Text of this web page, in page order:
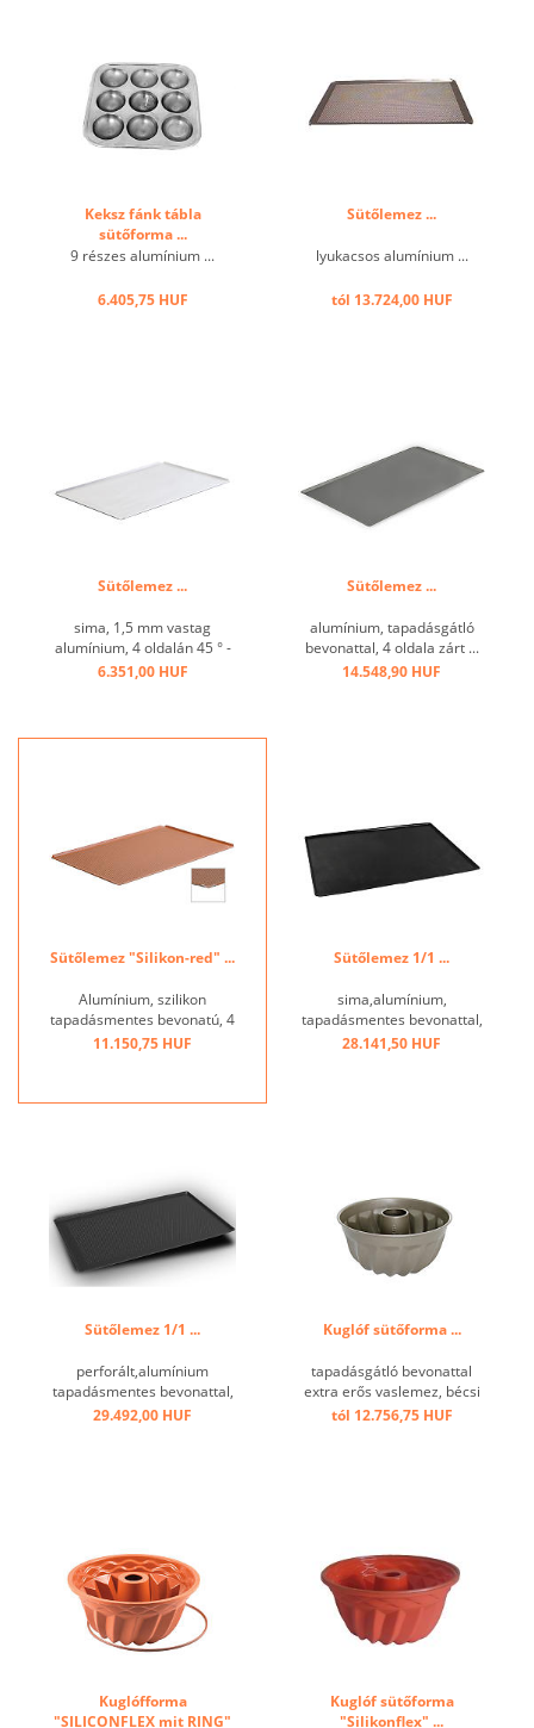
Keksz fánk tábla
sütőforma ...
9 részes alumínium ...
6.405,75 HUF
Sütőlemez ...
lyukacsos alumínium ...
tól 13.724,00 HUF
Sütőlemez ...
sima, 1,5 mm vastag
alumínium, 4 oldalán 45 ° -
os, nyitott sarkokkal,
6.351,00 HUF
Sütőlemez ...
alumínium, tapadásgátló
bevonattal, 4 oldala zárt ...
14.548,90 HUF
Sütőlemez "Silikon-red" ...
Alumínium, szilikon
tapadásmentes bevonatú, 4
oldalán 45 ° -os ferde, 3 mm
11.150,75 HUF
Sütőlemez 1/1 ...
sima,alumínium,
tapadásmentes bevonattal,
kb. 3 mm, enyhén
28.141,50 HUF
Sütőlemez 1/1 ...
perforált,alumínium
tapadásmentes bevonattal,
kb. 3 mm, enyhén emelt
29.492,00 HUF
Kuglóf sütőforma ...
tapadásgátló bevonattal
extra erős vaslemez, bécsi
forma ...
tól 12.756,75 HUF
Kuglófforma
"SILICONFLEX mit RING"
Kuglóf sütőforma
"Silikonflex" ...